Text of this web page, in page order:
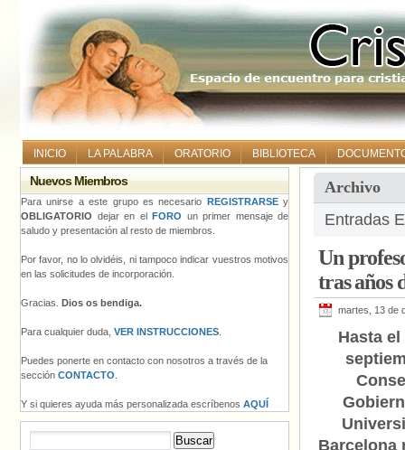
INICIO LA PALABRA ORATORIO BIBLIOTECA
Archivo
Entradas
Un
tras años
martes, 13 de
Hasta
Barcelona
Nuevos Miembros
Para unirse a este grupo es necesario REGISTRARSEy
OBLIGATORIO dejar en el FORO un primer mensaje de
saludo y presentación al resto de miembros.
Por favor, no lo olvidéis, ni tampoco indicar vuestros motivos
en las solicitudes de incorporación.
Gracias. Dios os bendiga.
Para cualquier duda, VER INSTRUCCIONES
Puedes ponerte en contacto con nosotros a través de la
sección CONTACTO
Y si quieres ayuda más personalizada escríbenos AQUÍ